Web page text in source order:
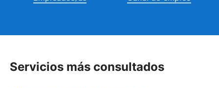
Servicios más consultados